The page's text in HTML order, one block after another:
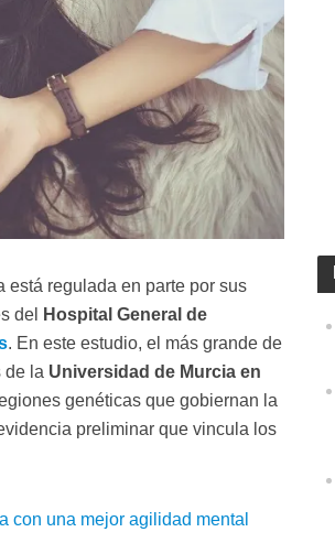
está regulada en parte por sus
del
Hospital General de
. En este estudio, el más grande de
de la Universidad de Murcia en
genéticas que gobiernan la
preliminar que vincula los
con una mejor agilidad mental